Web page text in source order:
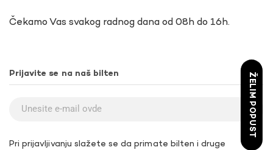
Čekamo Vas svakog radnog dana od 08h do 16h.
Prijavite se na naš bilten
Pri prijavljivanju slažete se da primate bilten i druge
ŽELIM POPUST